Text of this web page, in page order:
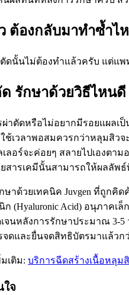
ต้องกลับมาทำซ้ำไ
ดนั้นไม่ต้องทำแล้วครับ แต่แ
รักษาด้วยวิธีไหนดี
ตัดหรือไม่อยากมีรอยแผลเ
ช้เวลาพอสมควรกว่าหลุมสิว
ลอร์จะค่อยๆ สลายไปเองตา
สารเคมีนั้นสามารถให้ผลลัพ
ษาด้วยเทคนิค Juvgen ที่ถูกคิ
ก (Hyaluronic Acid) อนุภาค
จนหลังการรักษาประมาณ 3-
ดและยื่นจดสิทธิบัตรมาแล้วก
เติม: บริการฉีดสร้างเนื้อหลุมสิ
จ